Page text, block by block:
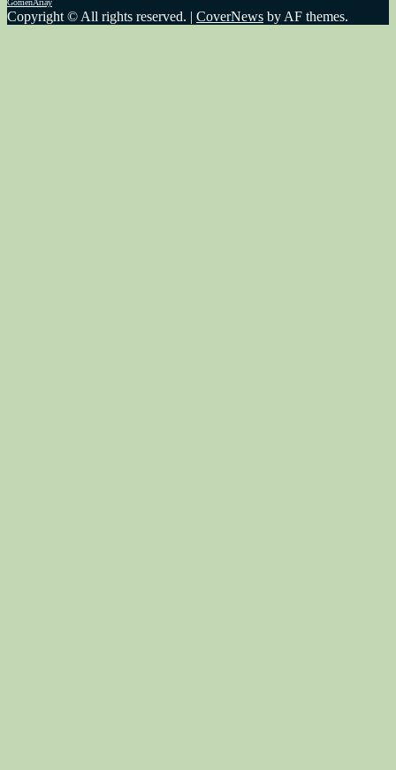
GomenAriay
Copyright © All rights reserved. | CoverNews by AF themes.